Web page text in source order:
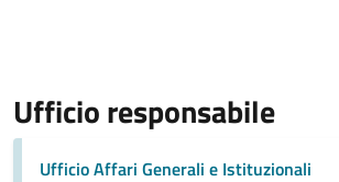
Ufficio responsabile
Ufficio Affari Generali e Istituzionali